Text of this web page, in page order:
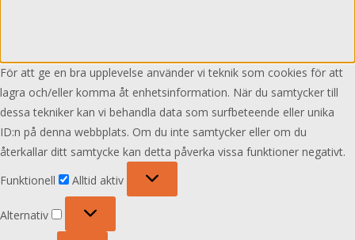
För att ge en bra upplevelse använder vi teknik som cookies för att
lagra och/eller komma åt enhetsinformation. När du samtycker till
dessa tekniker kan vi behandla data som surfbeteende eller unika
ID:n på denna webbplats. Om du inte samtycker eller om du
återkallar ditt samtycke kan detta påverka vissa funktioner negativt.
Funktionell
Alltid aktiv
Alternativ